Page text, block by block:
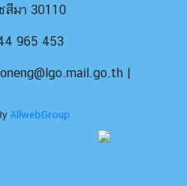
สีมา 30110
965 453
|
AllwebGroup